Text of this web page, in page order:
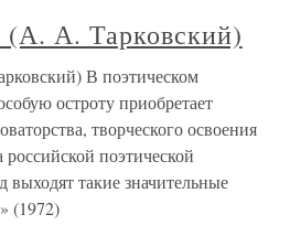
(А. А. Тарковский)
В поэтическом
остроту приобретает
творческого освоения
поэтической
выходят такие значительные
(1972)